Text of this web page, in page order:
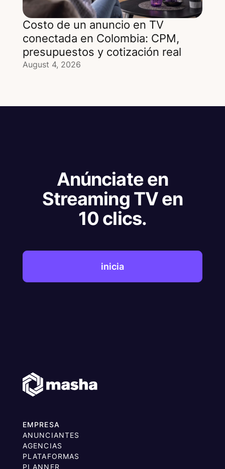
Costo de un anuncio en TV
conectada en Colombia: CPM,
presupuestos y cotización real
August 4, 2026
Anúnciate en
Streaming TV en
10 clics.
inicia
EMPRESA
ANUNCIANTES
AGENCIAS
PLATAFORMAS
PLANNER